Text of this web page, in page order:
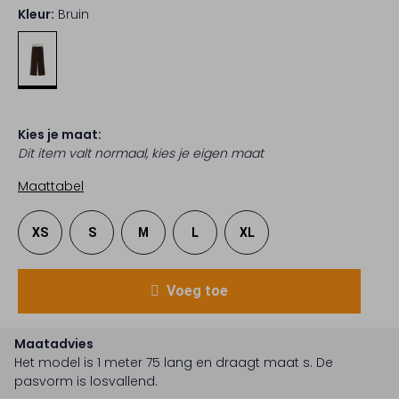
Kleur: Bruin
Kies je maat:
Dit item valt normaal, kies je eigen maat
Maattabel
XS S M L XL
Voeg toe
Maatadvies
Het model is 1 meter 75 lang en draagt maat s. De
pasvorm is losvallend.